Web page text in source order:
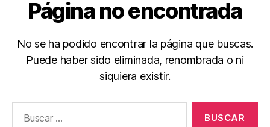
Página no encontrada
No se ha podido encontrar la página que buscas.
Puede haber sido eliminada, renombrada o ni
siquiera existir.